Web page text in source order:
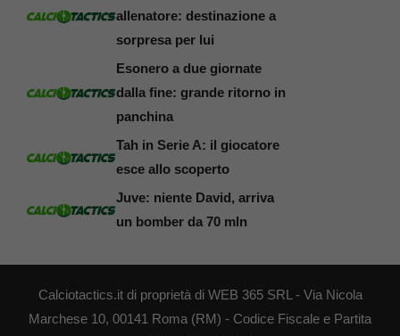
allenatore: destinazione a
sorpresa per lui
Esonero a due giornate
dalla fine: grande ritorno in
panchina
Tah in Serie A: il giocatore
esce allo scoperto
Juve: niente David, arriva
un bomber da 70 mln
Calciotactics.it di proprietà di WEB 365 SRL - Via Nicola
Marchese 10, 00141 Roma (RM) - Codice Fiscale e Partita